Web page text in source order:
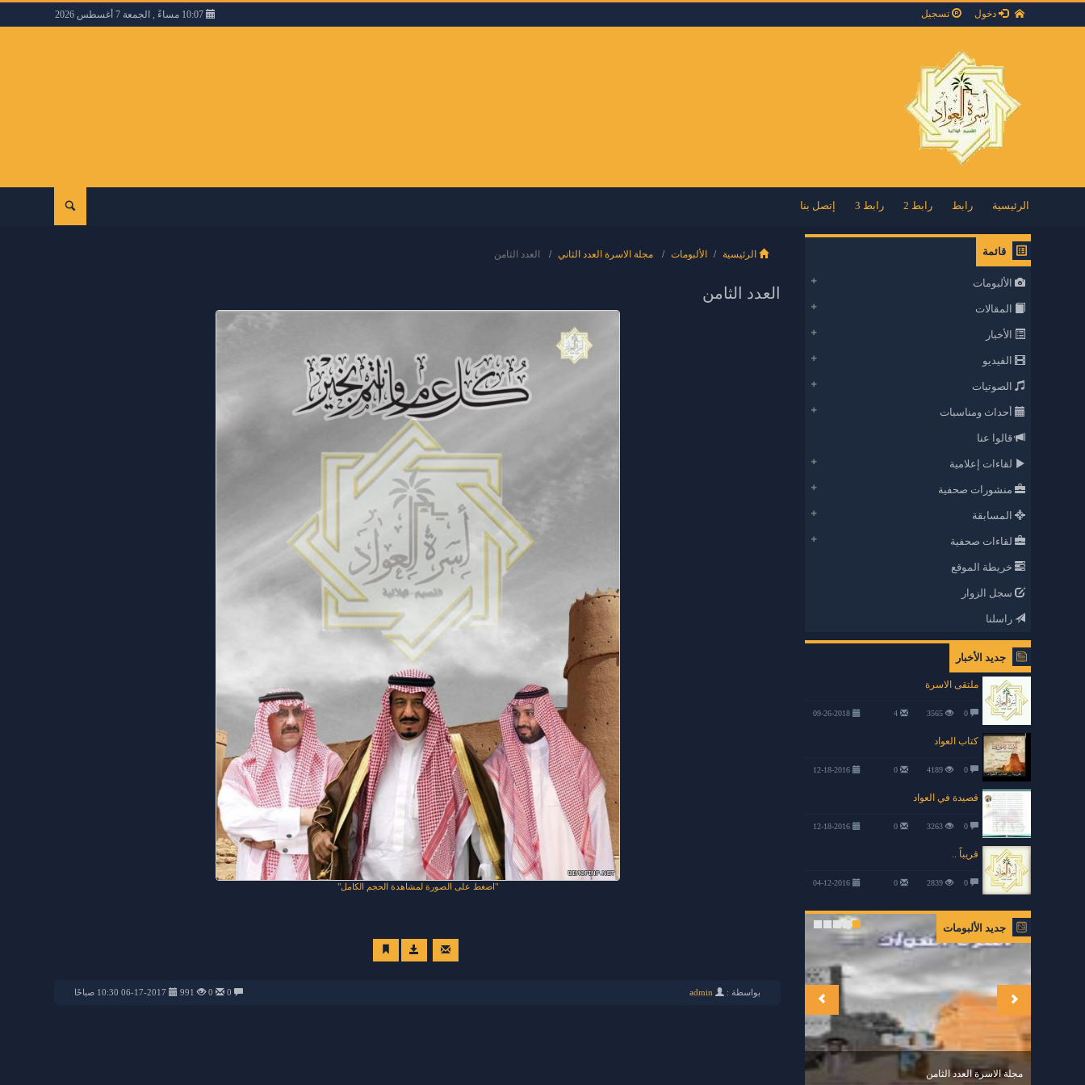
10:07 مساءً , الجمعة 7 أغسطس 2026 دخول تسجيل
الرئيسية رابط رابط 2 رابط 3 إتصل بنا
قائمة
الألبومات
المقالات
الأخبار
الفيديو
الصوتيات
أحداث ومناسبات
قالوا عنا
لقاءات إعلامية
منشورات صحفية
المسابقة
لقاءات صحفية
خريطة الموقع
سجل الزوار
راسلنا
جديد الأخبار
ملتقى الاسرة
09-26-2018 0
3565
4
كتاب العواد
12-18-2016 0
4189
0
قصيدة في العواد
12-18-2016 0
3263
0
قريباً ..
04-12-2016 0
2839
0
جديد الألبومات
مجلة الاسرة العدد الثامن
الرئيسية الألبومات مجلة الاسرة العدد الثاني العدد الثامن
العدد الثامن
اضغط على الصورة لمشاهدة الحجم الكامل
بواسطة : admin
0
0
991 06-17-2017 10:30 صباحًا